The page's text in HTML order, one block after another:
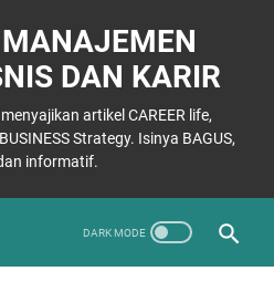
DAN KARIR
artikel CAREER life,
Strategy. Isinya BAGUS,
informatif.